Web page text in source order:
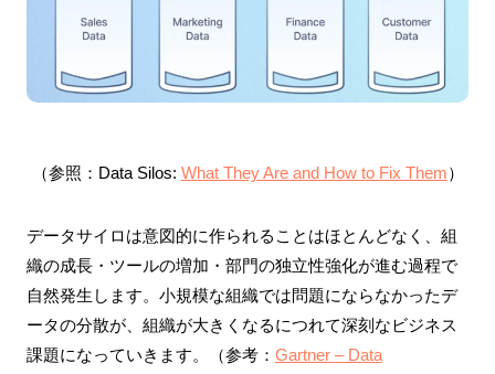
（参照：Data Silos: What They Are and How to Fix Them）
データサイロは意図的に作られることはほとんどなく、組
織の成長・ツールの増加・部門の独立性強化が進む過程で
自然発生します。小規模な組織では問題にならなかったデ
ータの分散が、組織が大きくなるにつれて深刻なビジネス
課題になっていきます。（参考： Gartner – Data